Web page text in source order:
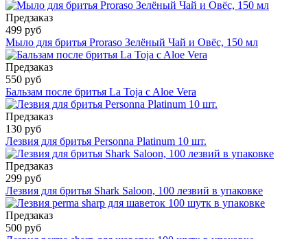
Предзаказ
499 руб
Мыло для бритья Proraso Зелёный Чай и Овёс, 150 мл
Предзаказ
550 руб
Бальзам после бритья La Toja c Aloe Vera
Предзаказ
130 руб
Лезвия для бритья Personna Platinum 10 шт.
Предзаказ
299 руб
Лезвия для бритья Shark Saloon, 100 лезвий в упаковке
Предзаказ
500 руб